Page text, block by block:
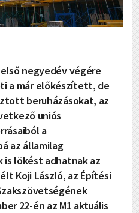
negyedév végére
a már előkészített, de
beruházásokat, az
uniós
a
az államilag
lökést adhatnak az
Koji László, az Építési
22-én az M1 aktuális